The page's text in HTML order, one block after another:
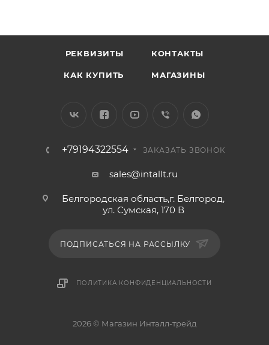
РЕКВИЗИТЫ КОНТАКТЫ
КАК КУПИТЬ МАГАЗИНЫ
+79194322554 ЗАКАЗАТЬ ЗВОНОК
sales@intallt.ru
Белгородская область,г. Белгород,
ул. Сумская, 170 В
ПОДПИСАТЬСЯ НА РАССЫЛКУ
ПОЛИТИКА КОНФИДЕНЦИАЛЬНОСТИ
2026 © Магазин Инталл-трейд